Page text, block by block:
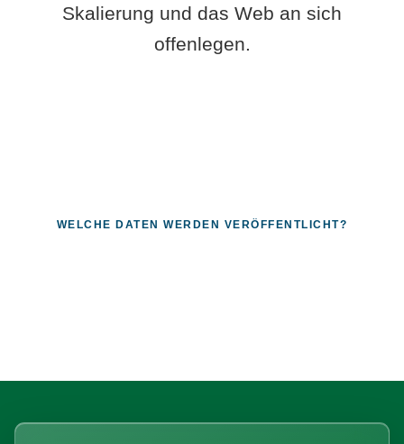
Skalierung und das Web an sich
offenlegen.
WELCHE DATEN WERDEN VERÖFFENTLICHT?